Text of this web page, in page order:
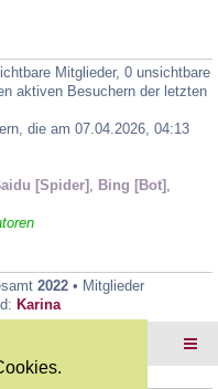
Mitglieder, 0 unsichtbare
aktiven Besuchern der letzten
die am 07.04.2026, 04:13
[Spider], Bing [Bot] ,
2022 • Mitglieder
Karina